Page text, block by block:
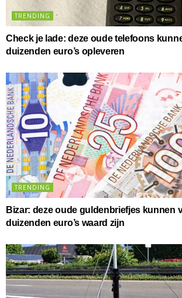
TRENDING
Check je lade: deze oude telefoons
duizenden euro’s opleveren
TRENDING
Bizar: deze oude guldenbriefjes kunnen
duizenden euro’s waard zijn